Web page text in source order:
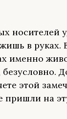
носителей
в руках.
именно
этой
пришли на